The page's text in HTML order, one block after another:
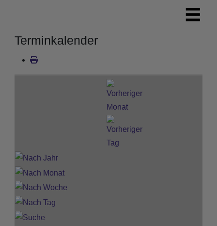
Terminkalender